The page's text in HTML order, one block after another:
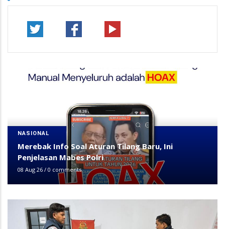
NASIONAL
Merebak Info Soal Aturan Tilang Baru, Ini
Penjelasan Mabes Polri
08 Aug 26 / 0 comments